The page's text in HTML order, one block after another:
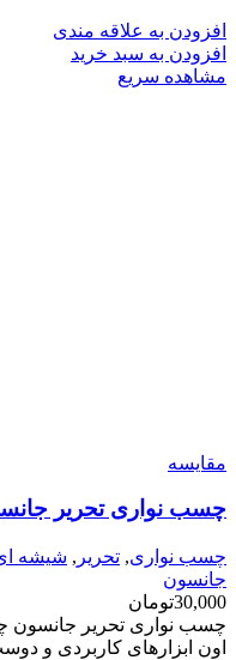
افزودن به علاقه مندی
افزودن به سبد خرید
مشاهده سریع
مقایسه
چسب نواری تحریر
چسب نواری, تحریر , شیشه ای 5 سانت
جانسون
30,000تومان
چسب نواری تحریر جانسون
اون ابزارهای کاربردی و